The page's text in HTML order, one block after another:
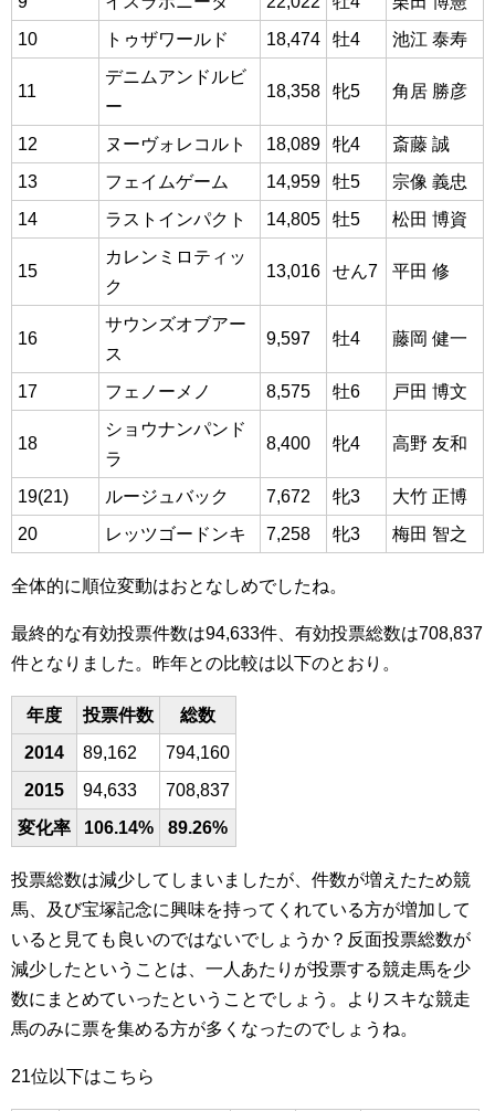
10
トゥザワールド 18,474 牡4 池江 泰寿
11
デニムアンドルビ
ー
18,358 牝5 角居 勝彦
12 ヌーヴォレコルト 18,089 牝4
斎藤 誠
13
フェイムゲーム 14,959 牡5
宗像 義忠
14
ラストインパクト 14,805 牡5 松田 博資
15
カレンミロティッ
ク
13,016 せん7 平田 修
16
サウンズオブアー
ス
9,597 牡4 藤岡 健一
17 フェノーメノ 8,575 牡6 戸田 博文
18
ショウナンパンド
ラ
8,400 牝4 高野 友和
19(21) ルージュバック 7,672 牝3
大竹 正博
20
レッツゴードンキ 7,258 牝3 梅田 智之
全体的に順位変動はおとなしめでしたね。
最終的な有効投票件数は94,633件、有効投票総数は708,837
件となりました。昨年との比較は以下のとおり。
年度 投票件数 総数
変化率 106.14% 89.26%
2014 89,162
794,160
2015
94,633 708,837
投票総数は減少してしまいましたが、件数が増えたため競
馬、及び宝塚記念に興味を持ってくれている方が増加して
いると見ても良いのではないでしょうか？反面投票総数が
減少したということは、一人あたりが投票する競走馬を少
数にまとめていったということでしょう。よりスキな競走
馬のみに票を集める方が多くなったのでしょうね。
21位以下はこちら